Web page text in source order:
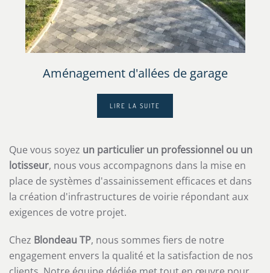
Aménagement d'allées de garage
LIRE LA SUITE
Que vous soyez un particulier un professionnel ou un
lotisseur, nous vous accompagnons dans la mise en
place de systèmes d'assainissement efficaces et dans
la création d'infrastructures de voirie répondant aux
exigences de votre projet.
Chez Blondeau TP, nous sommes fiers de notre
engagement envers la qualité et la satisfaction de nos